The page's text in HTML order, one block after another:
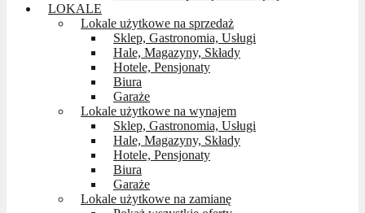
LOKALE
Lokale użytkowe na sprzedaż
Sklep, Gastronomia, Usługi
Hale, Magazyny, Składy
Hotele, Pensjonaty
Biura
Garaże
Lokale użytkowe na wynajem
Sklep, Gastronomia, Usługi
Hale, Magazyny, Składy
Hotele, Pensjonaty
Biura
Garaże
Lokale użytkowe na zamianę